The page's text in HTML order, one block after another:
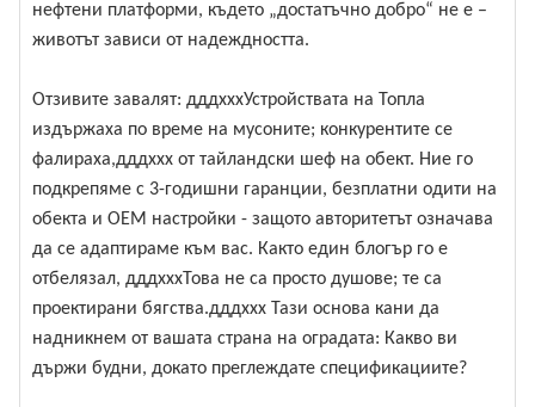
нефтени платформи, където „достатъчно добро“ не е –
животът зависи от надеждността.
Отзивите завалят: дддхххУстройствата на Топла
издържаха по време на мусоните; конкурентите се
фалираха,дддххх от тайландски шеф на обект. Ние го
подкрепяме с 3-годишни гаранции, безплатни одити на
обекта и OEM настройки - защото авторитетът означава
да се адаптираме към вас. Както един блогър го е
отбелязал, дддхххТова не са просто душове; те са
проектирани бягства.дддххх Тази основа кани да
надникнем от вашата страна на оградата: Какво ви
държи будни, докато преглеждате спецификациите?